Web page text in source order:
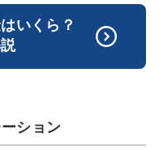
いくら？
ション